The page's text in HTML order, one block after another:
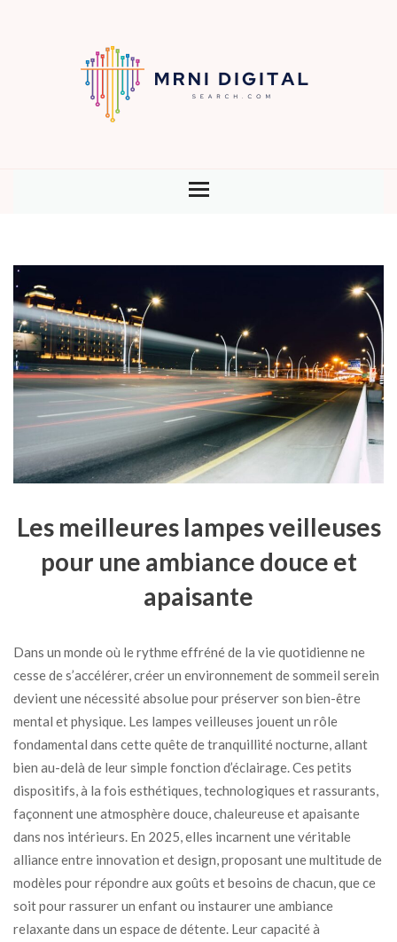
Les meilleures lampes veilleuses
pour une ambiance douce et
apaisante
Dans un monde où le rythme effréné de la vie quotidienne ne
cesse de s’accélérer, créer un environnement de sommeil serein
devient une nécessité absolue pour préserver son bien-être
mental et physique. Les lampes veilleuses jouent un rôle
fondamental dans cette quête de tranquillité nocturne, allant
bien au-delà de leur simple fonction d’éclairage. Ces petits
dispositifs, à la fois esthétiques, technologiques et rassurants,
façonnent une atmosphère douce, chaleureuse et apaisante
dans nos intérieurs. En 2025, elles incarnent une véritable
alliance entre innovation et design, proposant une multitude de
modèles pour répondre aux goûts et besoins de chacun, que ce
soit pour rassurer un enfant ou instaurer une ambiance
relaxante dans un espace de détente. Leur capacité à